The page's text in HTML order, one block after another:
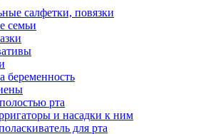
салфетки, повязки
семьи
беременность
рта
и насадки к ним
для рта